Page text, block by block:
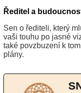
Ředitel a
Sen o řediteli, který
vaši touhu po jasné
také povzbuzení k
plány.